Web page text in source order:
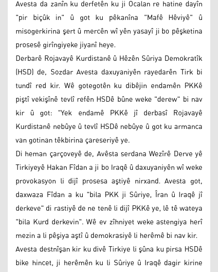
Avesta da zanîn ku derfetên ku ji Ocalan re hatine dayîn
"pir biçûk in" û got ku pêkanîna "Mafê Hêviyê" û
misogerkirina şert û mercên wî yên yasayî ji bo pêşketina
prosesê girîngiyeke jiyanî heye.
Derbarê Rojavayê Kurdistanê û Hêzên Sûriya Demokratîk
(HSD) de, Sozdar Avesta daxuyaniyên rayedarên Tirk bi
tundî red kir. Wê gotegotên ku dibêjin endamên PKKê
piştî vekişînê tevlî refên HSDê bûne weke "derew" bi nav
kir û got: "Yek endamê PKKê jî derbasî Rojavayê
Kurdistanê nebûye û tevlî HSDê nebûye û got ku armanca
van gotinan têkbirina çareseriyê ye.
Di heman çarçoveyê de, Avêsta serdana Wezîrê Derve yê
Tirkiyeyê Hakan Fîdan a ji bo Iraqê û daxuyaniyên wî weke
provokasyon li dijî prosesa aştiyê nirxand. Avesta got,
daxwaza Fîdan a ku "bila PKK ji Sûriye, Îran û Iraqê jî
derkeve" di rastiyê de ne tenê li dijî PKKê ye, lê tê wateya
"bila Kurd derkevin". Wê ev zîhniyet weke astengiya herî
mezin a li pêşiya aştî û demokrasiyê li herêmê bi nav kir.
Avesta destnîşan kir ku divê Tirkiye li şûna ku pirsa HSDê
bike hincet, ji herêmên ku li Sûriye û Iraqê dagir kirine